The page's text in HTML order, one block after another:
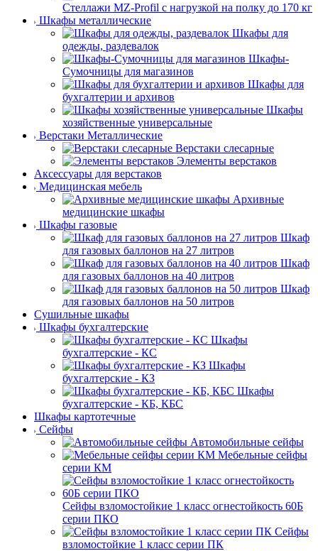
Стеллажи MZ-Profil с нагрузкой на полку до 170 кг
Шкафы металлические
Шкафы для
одежды, раздевалок
Шкафы-
Сумочницы для магазинов
Шкафы для
бухгалтерии и архивов
Шкафы
хозяйственные универсальные
Верстаки Металлические
Верстаки слесарные
Элементы верстаков
Аксессуары для верстаков
Медицинская мебель
Архивные
медицинские шкафы
Шкафы газовые
Шкаф
для газовых баллонов на 27 литров
Шкаф
для газовых баллонов на 40 литров
Шкаф
для газовых баллонов на 50 литров
Сушильные шкафы
Шкафы бухгалтерские
Шкафы
бухгалтерские - КС
Шкафы
бухгалтерские - КЗ
Шкафы
бухгалтерские - КБ, КБС
Шкафы картотечные
Сейфы
Автомобильные сейфы
Мебельные сейфы
серии КМ
Сейфы взломостойкие 1 класс огнестойкость 60Б
серии ПКО
Сейфы
взломостойкие 1 класс серии ПК